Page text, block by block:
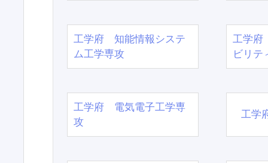
工学府 知能情報システ
ム工学専攻
工学府
ビリテ
工学府 電気電子工学専
攻
工学